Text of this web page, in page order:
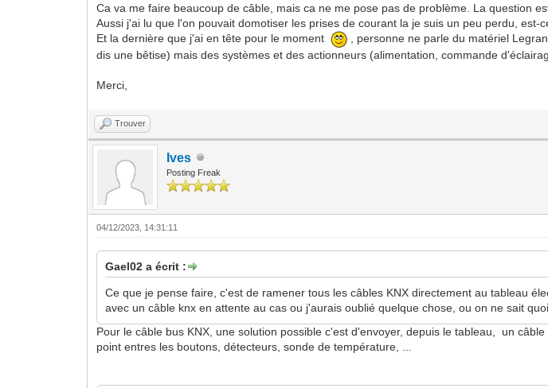
Ca va me faire beaucoup de câble, mais ca ne me pose pas de problème. La question
Aussi j'ai lu que l'on pouvait domotiser les prises de courant la je suis un peu perdu,
Et la dernière que j'ai en tête pour le moment
, personne ne parle du matériel
dis une bêtise) mais des systèmes et des actionneurs (alimentation, commande
Merci,
Trouver
Ives
Posting Freak
04/12/2023, 14:31:11
Gael02 a écrit :
Ce que je pense faire, c'est de ramener tous les câbles KNX directement au tableau
avec un câble knx en attente au cas ou j'aurais oublié quelque chose, ou on ne sait
Pour le câble bus KNX, une solution possible c'est d'envoyer, depuis le tableau, un
point entres les boutons, détecteurs, sonde de température, ...